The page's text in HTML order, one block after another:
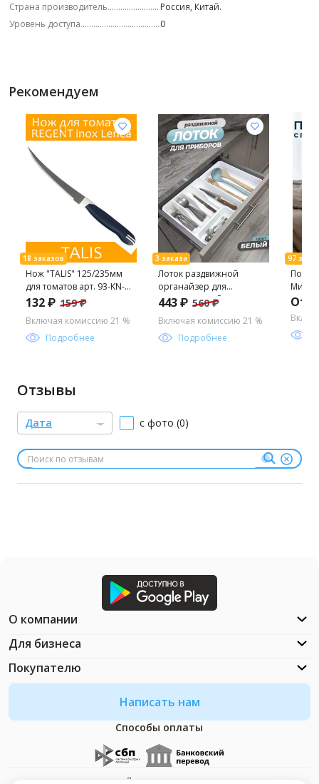
Страна производитель
Россия, Китай.
Уровень доступа
0
Рекомендуем
Нож "TALIS" 125/235мм
для томатов арт. 93-KN-
TA-7.2 (REGENT)
132 ₽ 159 ₽
Включая комиссию 21 %
Подробнее
Лоток раздвижной
органайзер для
столовых приборов
"Виолет" (33*29,5*6см
/33*51,
443 ₽ 560 ₽
Включая комиссию 21 %
Подробнее
От
Отзывы
Дата с фото (0)
Написать нам
Способы оплаты
О компании
Для бизнеса
Покупателю
Документация